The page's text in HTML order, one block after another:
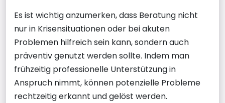
Es ist wichtig anzumerken, dass Beratung nicht
nur in Krisensituationen oder bei akuten
Problemen hilfreich sein kann, sondern auch
präventiv genutzt werden sollte. Indem man
frühzeitig professionelle Unterstützung in
Anspruch nimmt, können potenzielle Probleme
rechtzeitig erkannt und gelöst werden.